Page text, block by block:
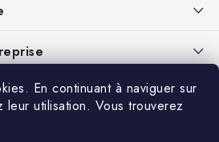
En continuant à naviguer sur
utilisation. Vous trouverez